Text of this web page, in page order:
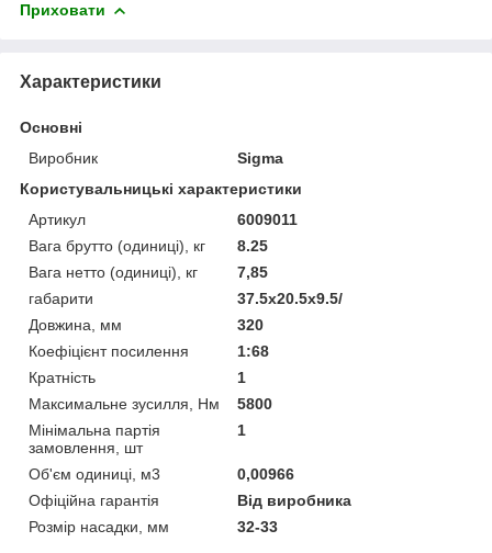
Приховати
Характеристики
Основні
Виробник
Sigma
Користувальницькі характеристики
Артикул
6009011
Вага брутто (одиниці), кг
8.25
Вага нетто (одиниці), кг
7,85
габарити
37.5x20.5x9.5/
Довжина, мм
320
Коефіцієнт посилення
1:68
Кратність
1
Максимальне зусилля, Нм
5800
Мінімальна партія
замовлення, шт
1
Об'єм одиниці, м3
0,00966
Офіційна гарантія
Від виробника
Розмір насадки, мм
32-33